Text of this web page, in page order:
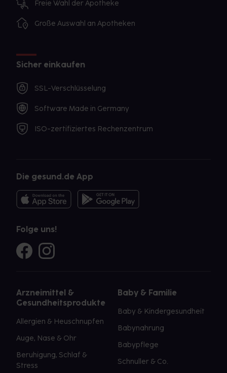
Freie Wahl der Apotheke
Große Auswahl an Apotheken
Sicher einkaufen
SSL-Verschlüsselung
Software Made in Germany
ISO-zertifiziertes Rechenzentrum
Die gesund.de App
Folge uns!
Arzneimittel &
Gesundheitsprodukte
Allergien & Heuschnupfen
Auge, Nase & Ohr
Beruhigung, Schlaf &
Stress
Baby & Familie
Baby & Kindergesundheit
Babynahrung
Babypflege
Schnuller & Co.